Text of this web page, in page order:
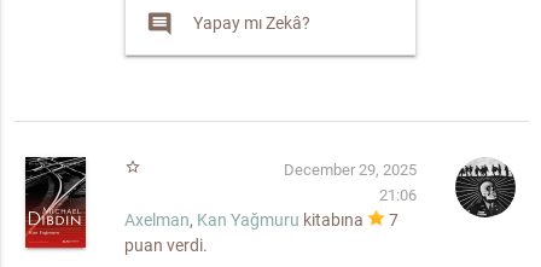
comment Yapay mı Zekâ?
star_border
December 29, 2025
21:06
Axelman, Kan Yağmuru kitabına
7
puan verdi.